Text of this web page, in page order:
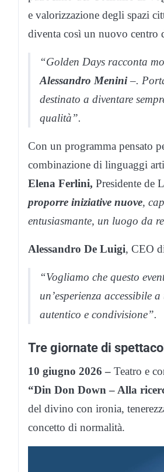
e valorizzazione degli spazi
diventa così un nuovo centro
“Golden Days racconta
Alessandro Menini–.
destinato a diventare
qualità”.
Con un programma pensato
combinazione di linguaggi
Elena Ferlini, Presidente de
proporre iniziative nuove,
entusiasmante, un luogo da
Alessandro De Luigi, CEO
“Vogliamo che questo
un’esperienza accessibile
autentico e condivisione”.
Tre giornate di
10 giugno 2026 – Teatro e
“Din Don Down – Alla
del divino con ironia,
concetto di normalità.